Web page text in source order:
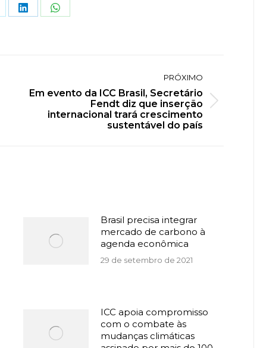
Share Share
PRÓXIMO
Em evento da ICC Brasil, Secretário
Fendt diz que inserção
internacional trará crescimento
sustentável do país
Brasil precisa integrar
mercado de carbono à
agenda econômica
29 de setembro de 2021
ICC apoia compromisso
com o combate às
mudanças climáticas